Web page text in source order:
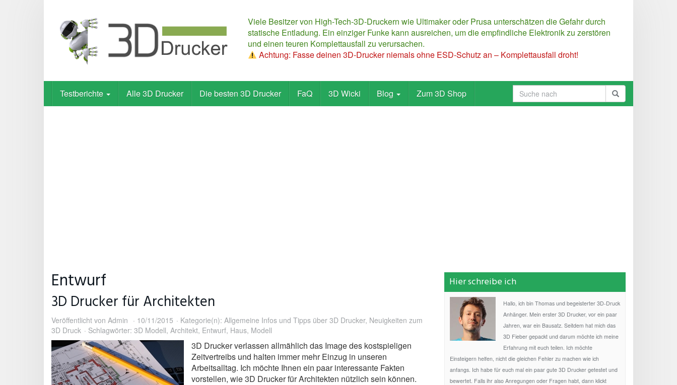
Viele Besitzer von High-Tech-3D-Druckern wie Ultimaker oder Prusa unterschätzen die Gefahr durch
statische Entladung. Ein einziger Funke kann ausreichen, um die empfindliche Elektronik zu zerstören
und einen teuren Komplettausfall zu verursachen.
Achtung: Fasse deinen 3D-Drucker niemals ohne ESD-Schutz an – Komplettausfall droht!
Testberichte Alle 3D Drucker Die besten 3D Drucker FaQ 3D Wicki Blog Zum 3D Shop
Entwurf
3D Drucker für Architekten
Veröffentlicht von Admin 10/11/2015 Kategorie(n): Allgemeine Infos und Tipps über 3D Drucker, Neuigkeiten zum
3D Druck
Schlagwörter: 3D Modell, Architekt, Entwurf, Haus, Modell
3D Drucker verlassen allmählich das Image des kostspieligen
Zeitvertreibs und halten immer mehr Einzug in unseren
Arbeitsalltag. Ich möchte Ihnen ein paar interessante Fakten
vorstellen, wie 3D Drucker für Architekten nützlich sein können.
Hier schreibe ich
Hallo, ich bin Thomas und begeisterter 3D-Druck
Anhänger. Mein erster 3D Drucker, vor ein paar
Jahren, war ein Bausatz. Seitdem hat mich das
3D Fieber gepackt und darum möchte ich meine
Erfahrung mit euch teilen. Ich möchte
Einsteigern helfen, nicht die gleichen Fehler zu machen wie ich
anfangs. Ich habe für euch mal ein paar gute 3D Drucker getestet und
bewertet. Falls ihr also Anregungen oder Fragen habt, dann klickt